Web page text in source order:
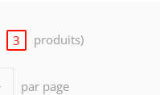
3 produits)
par page